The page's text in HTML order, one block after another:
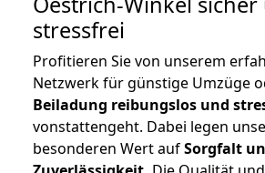
stressfrei
Profitieren Sie von unserem
Netzwerk für günstige Umzüge
Beiladung reibungslos und
vonstattengeht. Dabei legen
besonderen Wert aufSorgfalt